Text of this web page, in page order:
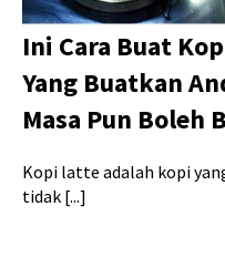
Ini Cara Buat
Yang Buatkan
Masa Pun Boleh
Kopi latte adalah kopi
tidak [...]